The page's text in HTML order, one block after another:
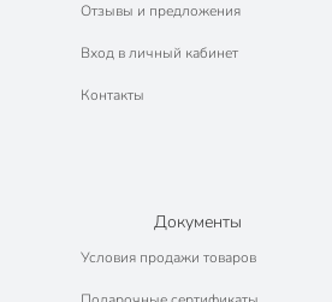
Отзывы и предложения
Вход в личный кабинет
Контакты
Документы
Условия продажи товаров